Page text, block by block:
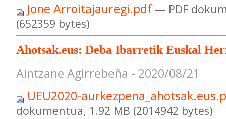
Jone Arroitajauregi.pdf — PDF
(652359 bytes)
Ahotsak.eus: Deba Ibarretik Euskal
Aintzane Agirrebeña - 2020/08/21
UEU2020-
dokumentua, 1.92 MB (2014942 bytes)